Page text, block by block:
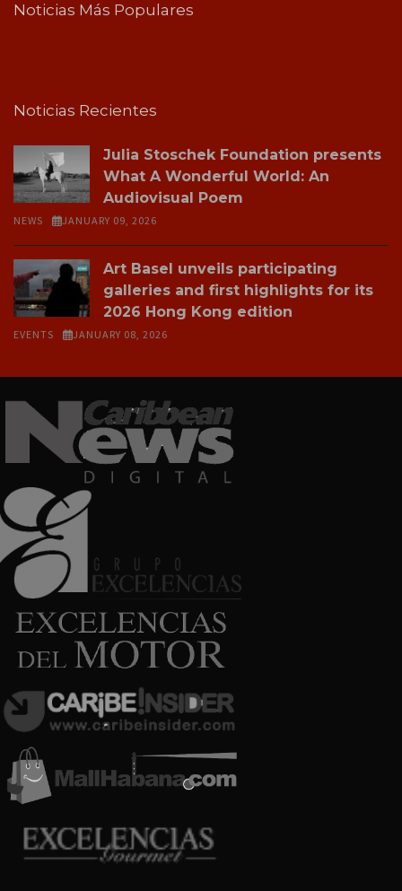
Noticias Más Populares
Noticias Recientes
Julia Stoschek Foundation presents
What A Wonderful World: An
Audiovisual Poem
NEWS JANUARY 09, 2026
Art Basel unveils participating
galleries and first highlights for its
2026 Hong Kong edition
EVENTS JANUARY 08, 2026